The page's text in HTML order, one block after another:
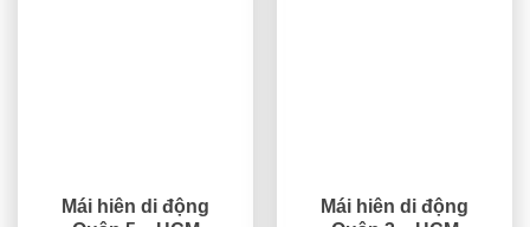
Mái hiên di động
Mái hiên di động